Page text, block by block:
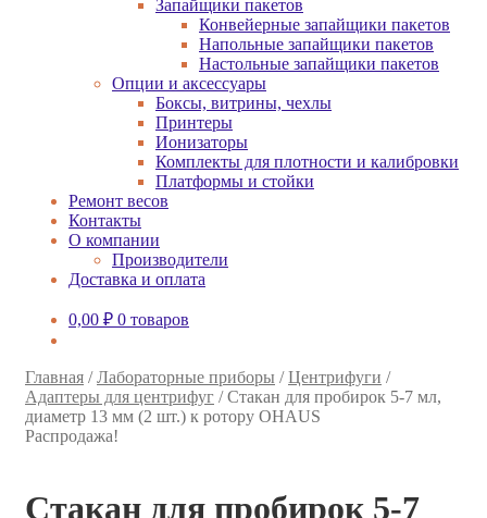
Запайщики пакетов
Конвейерные запайщики пакетов
Напольные запайщики пакетов
Настольные запайщики пакетов
Опции и аксессуары
Боксы, витрины, чехлы
Принтеры
Ионизаторы
Комплекты для плотности и калибровки
Платформы и стойки
Ремонт весов
Контакты
О компании
Производители
Доставка и оплата
0,00 ₽ 0 товаров
Главная /Лабораторные приборы /Центрифуги /
Адаптеры для центрифуг /Стакан для пробирок 5-7 мл,
диаметр 13 мм (2 шт.) к ротору OHAUS
Распродажа!
Стакан для пробирок 5-7